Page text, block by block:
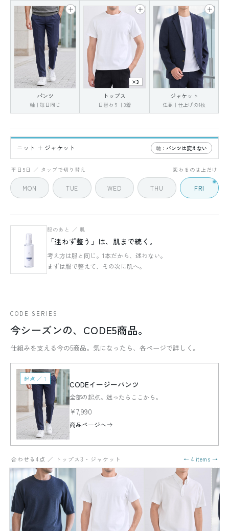
パンツ
軸｜毎日同じ
×3
トップス
日替わり｜3着
ジャケット
任意｜仕上げの1枚
FRI 5 / 5
ニット ＋ ジャケット 軸： パンツは変えない
平日5日 ／ タップで切り替え 変わるのは上だけ
MON TUE WED THU FRI
服のあと ／ 肌
「迷わず整う」は、肌まで続く。
考え方は服と同じ。1本だから、迷わない。
まずは服で整えて、その次に肌へ。
CODE SERIES
今シーズンの、CODE5商品。
仕組みを支える今の5商品。気になったら、各ページで詳しく。
起点 ／ 1
CODEイージーパンツ
全部の起点。迷ったらここから。
¥7,990
商品ページへ
合わせる4点 ／ トップス3・ジャケット ← 4 items →